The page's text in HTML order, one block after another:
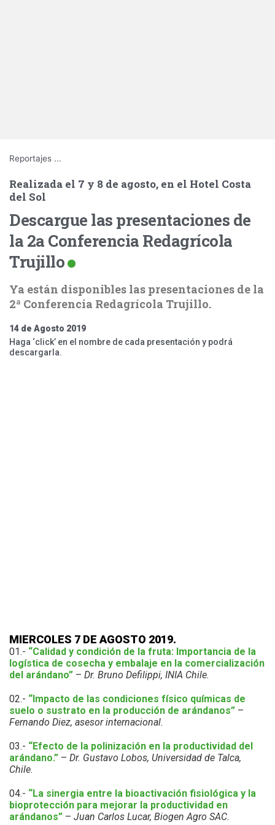
Reportajes ...
Realizada el 7 y 8 de agosto, en el Hotel Costa
del Sol
Descargue las presentaciones de
la 2a Conferencia Redagrícola
Trujillo
Ya están disponibles las presentaciones de la
2ª Conferencia Redagrícola Trujillo.
14 de Agosto 2019
Haga ‘click’ en el nombre de cada presentación y podrá
descargarla.
MIERCOLES 7 DE AGOSTO 2019.
01.- “Calidad y condición de la fruta: Importancia de la
logística de cosecha y embalaje en la comercialización
del arándano” – Dr. Bruno Defilippi, INIA Chile.
02.- “Impacto de las condiciones físico químicas de
suelo o sustrato en la producción de arándanos” –
Fernando Diez, asesor internacional.
03.- “Efecto de la polinización en la productividad del
arándano.” – Dr. Gustavo Lobos, Universidad de Talca,
Chile.
04.- “La sinergia entre la bioactivación fisiológica y la
bioprotección para mejorar la productividad en
arándanos” – Juan Carlos Lucar, Biogen Agro SAC.